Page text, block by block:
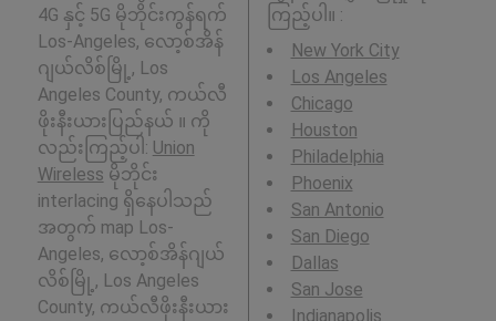
4G နှင့် 5G မိုဘိုင်းကွန်ရက်
Los-Angeles, လော့စ်အိန်
ဂျယ်လိစ်မြို့, Los
Angeles County, ကယ်လီ
ဖိုးနီးယားပြည်နယ် ။ ကို
လည်းကြည့်ပါ: Union
Wireless မိုဘိုင်း
interlacing ရှိနေပါသည်
အတွက် map Los-
Angeles, လော့စ်အိန်ဂျယ်
လိစ်မြို့, Los Angeles
County, ကယ်လီဖိုးနီးယား
ကြည့်ပါ။ :
New York City
Los Angeles
Chicago
Houston
Philadelphia
Phoenix
San Antonio
San Diego
Dallas
San Jose
Indianapolis